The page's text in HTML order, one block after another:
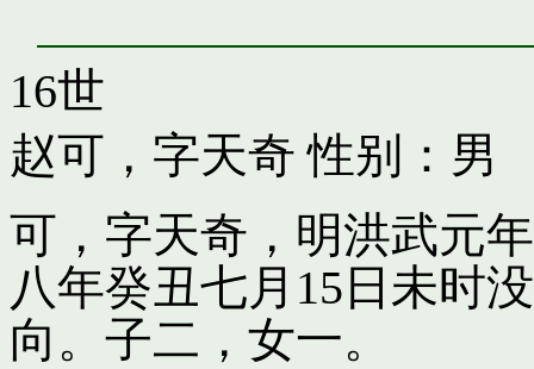
16世
赵可，字天奇 性别：男
可，字天奇，明洪武元
八年癸丑七月15日未时
向。子二，女一。